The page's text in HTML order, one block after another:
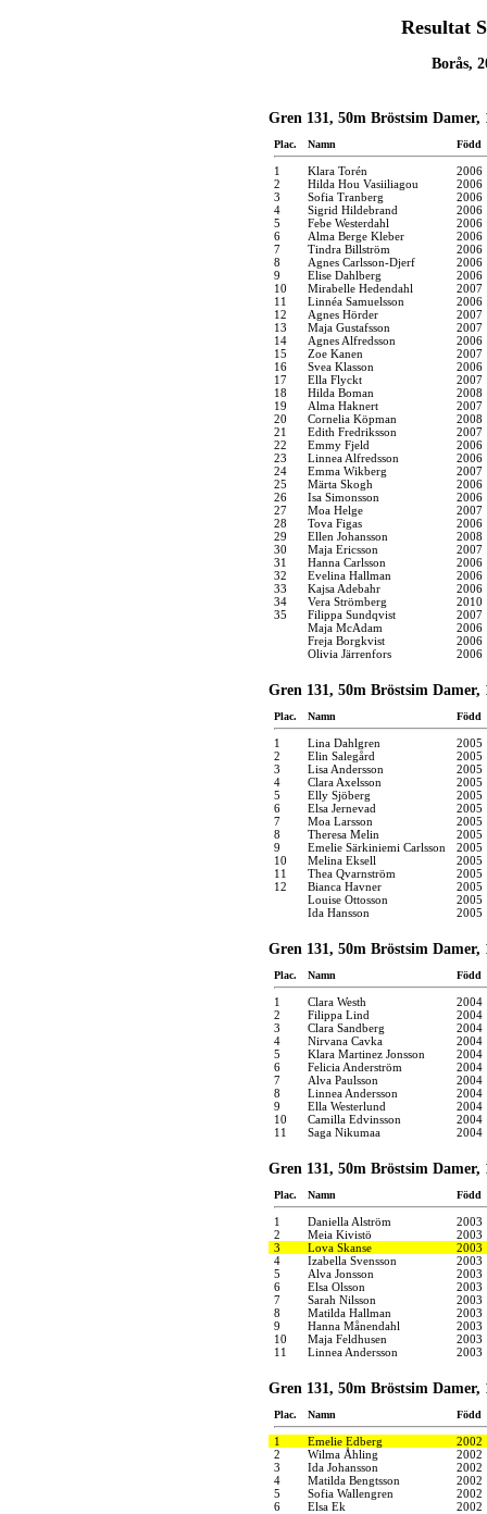
Resultat
Borås,
Gren 131, 50m Bröstsim Damer,
Plac. Namn Född
1 Klara Torén
2006
2
Hilda Hou Vasiiliagou
2006
3
Sofia Tranberg
2006
4
Sigrid Hildebrand
2006
5
Febe Westerdahl
2006
6
Alma Berge Kleber
2006
7
Tindra Billström
2006
8
Agnes Carlsson-Djerf
2006
9
Elise Dahlberg
2006
10
Mirabelle Hedendahl
2007
11
Linnéa Samuelsson
2006
12
Agnes Hörder
2007
13
Maja Gustafsson
2007
14
Agnes Alfredsson
2006
15
Zoe Kanen
2007
16
Svea Klasson
2006
17
Ella Flyckt
2007
18
Hilda Boman
2008
19
Alma Haknert
2007
20
Cornelia Köpman
2008
21
Edith Fredriksson
2007
22
Emmy Fjeld
2006
23
Linnea Alfredsson
2006
24
Emma Wikberg
2007
25
Märta Skogh
2006
26
Isa Simonsson
2006
27
Moa Helge
2007
28
Tova Figas
2006
29
Ellen Johansson
2008
30
Maja Ericsson
2007
31
Hanna Carlsson
2006
32
Evelina Hallman
2006
33
Kajsa Adebahr
2006
34
Vera Strömberg
2010
35
Filippa Sundqvist
2007
Maja McAdam
2006
Freja Borgkvist
2006
Olivia Järrenfors
2006
Gren 131, 50m Bröstsim Damer,
Plac. Namn Född
1 Lina Dahlgren
2005
2
Elin Salegård
2005
3
Lisa Andersson
2005
4
Clara Axelsson
2005
5
Elly Sjöberg
2005
6
Elsa Jernevad
2005
7
Moa Larsson
2005
8
Theresa Melin
2005
9
Emelie Särkiniemi Carlsson
2005
10
Melina Eksell
2005
11
Thea Qvarnström
2005
12
Bianca Havner
2005
Louise Ottosson
2005
Ida Hansson
2005
Gren 131, 50m Bröstsim Damer,
Plac. Namn Född
1 Clara Westh
2004
2
Filippa Lind
2004
3
Clara Sandberg
2004
4
Nirvana Cavka
2004
5
Klara Martinez Jonsson
2004
6
Felicia Anderström
2004
7
Alva Paulsson
2004
8
Linnea Andersson
2004
9
Ella Westerlund
2004
10
Camilla Edvinsson
2004
11
Saga Nikumaa 2004
Gren 131, 50m Bröstsim Damer,
Plac. Namn Född
1 Daniella Alström
2003
2
Meia Kivistö
2003
3
Lova Skanse
2003
4
Izabella Svensson
2003
5
Alva Jonsson
2003
6
Elsa Olsson
2003
7
Sarah Nilsson
2003
8
Matilda Hallman
2003
9
Hanna Månendahl
2003
10
Maja Feldhusen
2003
11
Linnea Andersson 2003
Gren 131, 50m Bröstsim Damer,
Plac. Namn Född
1 Emelie Edberg
2002
2
Wilma Åhling
2002
3
Ida Johansson
2002
4
Matilda Bengtsson
2002
5
Sofia Wallengren
2002
6
Elsa Ek 2002